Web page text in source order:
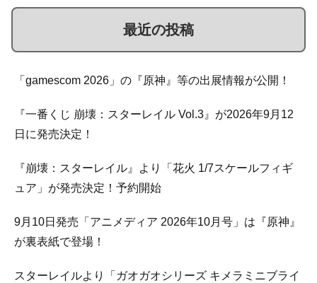
最近の投稿
「gamescom 2026」の『原神』等の出展情報が公開！
『一番くじ 崩壊：スターレイル Vol.3』が2026年9月12
日に発売決定！
『崩壊：スターレイル』より「花火 1/7スケールフィギ
ュア」が発売決定！予約開始
9月10日発売「アニメディア 2026年10月号」は『原神』
が裏表紙で登場！
スターレイルより「ガオガオシリーズ キメラミニブライ